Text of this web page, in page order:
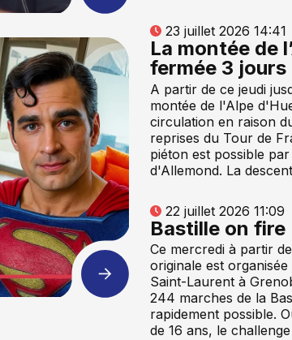
23 juillet 2026 14:41
La montée de
fermée 3 jours
A partir de ce jeudi
montée de l'Alpe
circulation en raison
reprises du Tour de
piéton est possible
d'Allemond. La
22 juillet 2026 11:09
Bastille on fire
Ce mercredi à partir
originale est
Saint-Laurent à
244 marches de la
rapidement possible.
de 16 ans, le